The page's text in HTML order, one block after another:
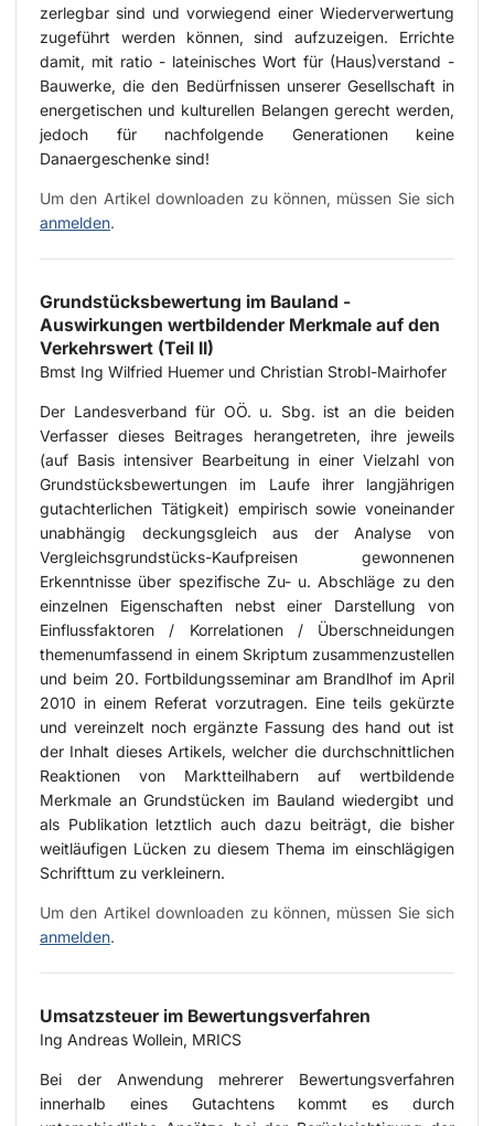
zerlegbar sind und vorwiegend einer Wiederverwertung
zugeführt werden können, sind aufzuzeigen. Errichte
damit, mit ratio - lateinisches Wort für (Haus)verstand -
Bauwerke, die den Bedürfnissen unserer Gesellschaft in
energetischen und kulturellen Belangen gerecht werden,
jedoch für nachfolgende Generationen keine
Danaergeschenke sind!
Um den Artikel downloaden zu können, müssen Sie sich
anmelden.
Grundstücksbewertung im Bauland -
Auswirkungen wertbildender Merkmale auf den
Verkehrswert (Teil II)
Bmst Ing Wilfried Huemer und Christian Strobl-Mairhofer
Der Landesverband für OÖ. u. Sbg. ist an die beiden
Verfasser dieses Beitrages herangetreten, ihre jeweils
(auf Basis intensiver Bearbeitung in einer Vielzahl von
Grundstücksbewertungen im Laufe ihrer langjährigen
gutachterlichen Tätigkeit) empirisch sowie voneinander
unabhängig deckungsgleich aus der Analyse von
Vergleichsgrundstücks-Kaufpreisen gewonnenen
Erkenntnisse über spezifische Zu- u. Abschläge zu den
einzelnen Eigenschaften nebst einer Darstellung von
Einflussfaktoren / Korrelationen / Überschneidungen
themenumfassend in einem Skriptum zusammenzustellen
und beim 20. Fortbildungsseminar am Brandlhof im April
2010 in einem Referat vorzutragen. Eine teils gekürzte
und vereinzelt noch ergänzte Fassung des hand out ist
der Inhalt dieses Artikels, welcher die durchschnittlichen
Reaktionen von Marktteilhabern auf wertbildende
Merkmale an Grundstücken im Bauland wiedergibt und
als Publikation letztlich auch dazu beiträgt, die bisher
weitläufigen Lücken zu diesem Thema im einschlägigen
Schrifttum zu verkleinern.
Um den Artikel downloaden zu können, müssen Sie sich
anmelden.
Umsatzsteuer im Bewertungsverfahren
Ing Andreas Wollein, MRICS
Bei der Anwendung mehrerer Bewertungsverfahren
innerhalb eines Gutachtens kommt es durch